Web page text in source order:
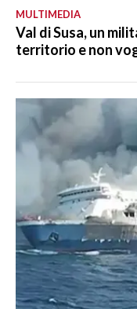
MULTIMEDIA
Val di Susa, un
territorio e non